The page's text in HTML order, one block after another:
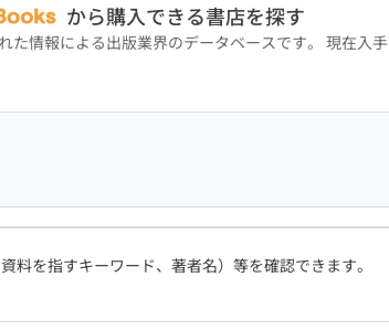
から購入できる書店を探す
た情報による出版業界のデータベースです。 現在入
料を指すキーワード、著者名）等を確認できます。